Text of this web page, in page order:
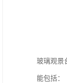
玻璃观景
能包括：